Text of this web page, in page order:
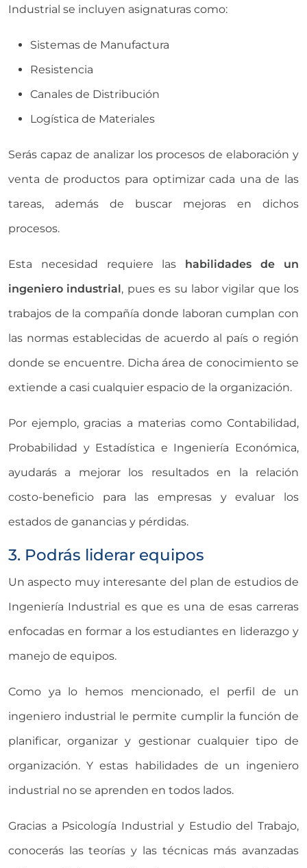
Industrial se incluyen asignaturas como:
Sistemas de Manufactura
Resistencia
Canales de Distribución
Logística de Materiales
Serás capaz de analizar los procesos de elaboración y
venta de productos para optimizar cada una de las
tareas, además de buscar mejoras en dichos
procesos.
Esta necesidad requiere las
habilidades de un
ingeniero industrial , pues es su labor vigilar que los
trabajos de la compañía donde laboran cumplan con
las normas establecidas de acuerdo al país o región
donde se encuentre. Dicha área de conocimiento se
extiende a casi cualquier espacio de la organización.
Por ejemplo, gracias a materias como Contabilidad,
Probabilidad y Estadística e Ingeniería Económica,
ayudarás a mejorar los resultados en la relación
costo-beneficio para las empresas y evaluar los
estados de ganancias y pérdidas.
3. Podrás liderar equipos
Un aspecto muy interesante del plan de estudios de
Ingeniería Industrial es que es una de esas carreras
enfocadas en formar a los estudiantes en liderazgo y
manejo de equipos.
Como ya lo hemos mencionado, el perfil de un
ingeniero industrial le permite cumplir la función de
planificar, organizar y gestionar cualquier tipo de
organización. Y estas habilidades de un ingeniero
industrial no se aprenden en todos lados.
Gracias a Psicología Industrial y Estudio del Trabajo,
conocerás las teorías y las técnicas más avanzadas